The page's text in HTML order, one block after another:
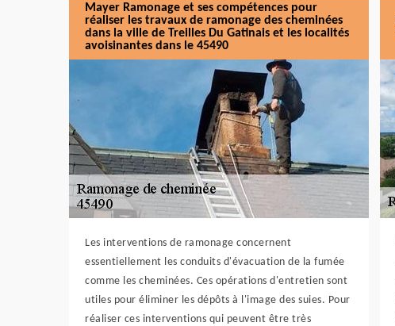
Mayer Ramonage et ses compétences pour
réaliser les travaux de ramonage des cheminées
dans la ville de Treilles Du Gatinais et les localités
avoisinantes dans le 45490
Les interventions de ramonage concernent
essentiellement les conduits d'évacuation de la fumée
comme les cheminées. Ces opérations d'entretien sont
utiles pour éliminer les dépôts à l'image des suies. Pour
réaliser ces interventions qui peuvent être très